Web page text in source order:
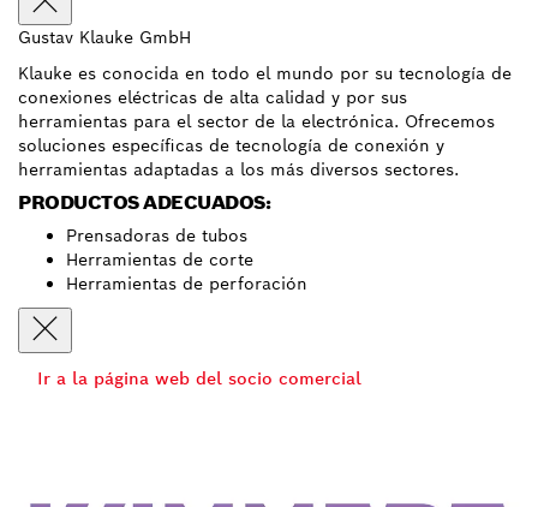
Gustav Klauke GmbH
Klauke es conocida en todo el mundo por su tecnología de
conexiones eléctricas de alta calidad y por sus
herramientas para el sector de la electrónica. Ofrecemos
soluciones específicas de tecnología de conexión y
herramientas adaptadas a los más diversos sectores.
PRODUCTOS ADECUADOS:
Prensadoras de tubos
Herramientas de corte
Herramientas de perforación
Ir a la página web del socio comercial